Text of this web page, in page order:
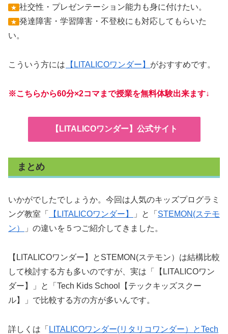
★ 社交性・プレゼンテーション能力も身に付けたい。
★ 発達障害・学習障害・不登校にも対応してもらいた
い。
こういう方には 【LITALICOワンダー】 がおすすめです。
※こちらから60分×2コマまで授業を無料体験出来ます↓
【LITALICOワンダー】公式サイト
まとめ
いかがでしたでしょうか。今回は人気のキッズプログラミ
ング教室「
【LITALICOワンダー】 」と「 STEMON(ステモ
ン）
」の違いを５つご紹介してきました。
【LITALICOワンダー】とSTEMON(ステモン）は結構比較
して検討する方も多いのですが、実は「【LITALICOワン
ダー】」と「Tech Kids School【テックキッズスクー
ル】」で比較する方の方が多いんです。
詳しくは「 LITALICOワンダー(リタリコワンダー）とTech